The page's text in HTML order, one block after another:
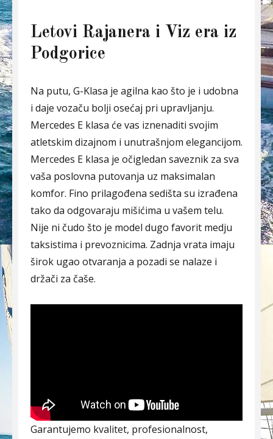
Letovi Rajanera i Viz era iz
Podgorice
Na putu, G-Klasa je agilna kao što je i udobna
i daje vozaču bolji osećaj pri upravljanju.
Mercedes E klasa će vas iznenaditi svojim
atletskim dizajnom i unutrašnjom elegancijom.
Mercedes E klasa je očigledan saveznik za sva
vaša poslovna putovanja uz maksimalan
komfor. Fino prilagođena sedišta su izrađena
tako da odgovaraju mišićima u vašem telu.
Nije ni čudo što je model dugo favorit medju
taksistima i prevoznicima. Zadnja vrata imaju
širok ugao otvaranja a pozadi se nalaze i
držači za čaše.
Garantujemo kvalitet, profesionalnost,